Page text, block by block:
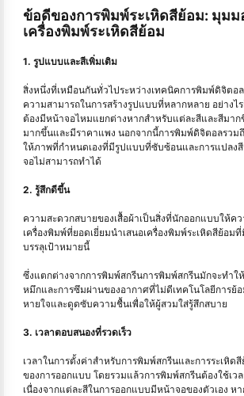
ข้อดีของการพิมพ์ระเหิดสีย้อม: มุมม
เครื่องพิมพ์ระเหิดสีย้อม
1. รูปแบบและสีเพิ่มเติม
สิ่งหนึ่งที่เหมือนกันทั่วไประหว่างเทคนิคการพิมพ์ดิจิตอ
ความสามารถในการสร้างรูปแบบที่หลากหลาย อย่างไ
ต้องมีหน้าจอไหมแยกต่างหากสำหรับแต่ละสีและสีมาก
มากขึ้นและมีราคาแพง นอกจากนี้การพิมพ์ดิจิตอลรวมถึ
ให้ภาพที่กำหนดเองที่มีรูปแบบที่ซับซ้อนและการแปลง
จอไม่สามารถทำได้
2. รู้สึกดีขึ้น
ความสะดวกสบายของเสื้อผ้าเป็นสิ่งที่นักออกแบบให้ค
เครื่องพิมพ์ที่ยอดเยี่ยมนำเสนอเครื่องพิมพ์ระเหิดสีย้อม
บรรลุเป้าหมายนี้
ซึ่งแตกต่างจากการพิมพ์สกรีนการพิมพ์สกรีนมักจะทำใ
หมึกและการซึมผ่านของอากาศที่ไม่ดีเทคโนโลยีการย้
หายใจและดูดซับความชื้นเพื่อให้ผู้สวมใส่รู้สึกสบาย
3. เวลาตอบสนองที่รวดเร็ว
เวลาในการตั้งค่าสำหรับการพิมพ์สกรีนและการระเหิด
ของการออกแบบ โดยรวมแล้วการพิมพ์สกรีนต้องใช้เว
เนื่องจากแต่ละสีในการออกแบบมีหน้าจอของตัวเอง ห